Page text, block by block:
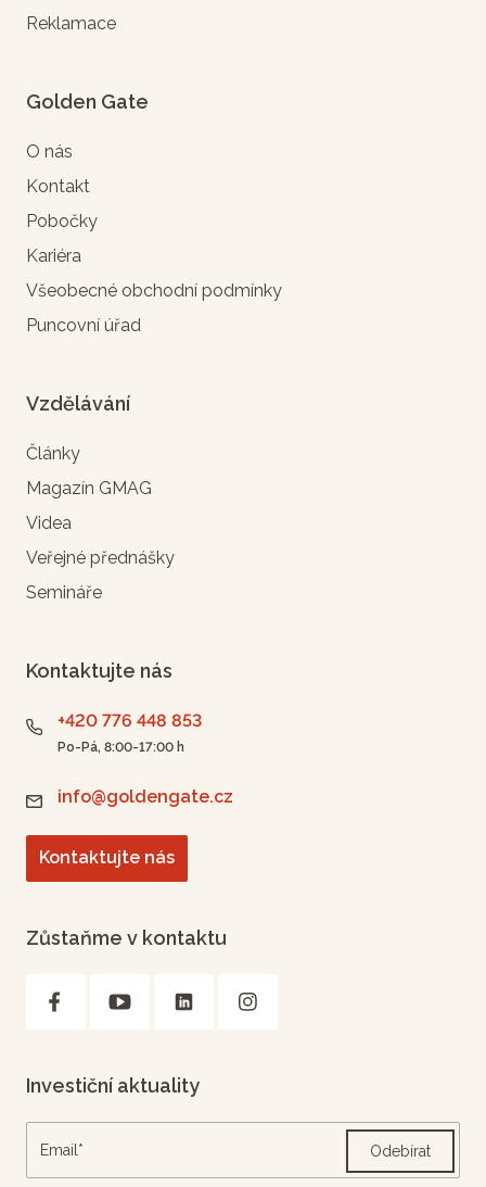
Reklamace
Golden Gate
O nás
Kontakt
Pobočky
Kariéra
Všeobecné obchodní podmínky
Puncovní úřad
Vzdělávání
Články
Magazín GMAG
Videa
Veřejné přednášky
Semináře
Kontaktujte nás
+420 776 448 853
Po-Pá, 8:00-17:00 h
info@goldengate.cz
Kontaktujte nás
Zůstaňme v kontaktu
Investiční aktuality
Odebírat